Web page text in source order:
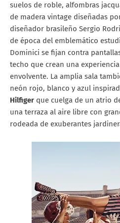
suelos de roble, alfombras
de madera vintage diseñadas
diseñador brasileño Sergio
de época del emblemático
Dominici se fijan contra
techo que crean una
envolvente. La amplia sala
neón rojo, blanco y azul
Hilfiger que cuelga de un atrio
una terraza al aire libre con
rodeada de exuberantes